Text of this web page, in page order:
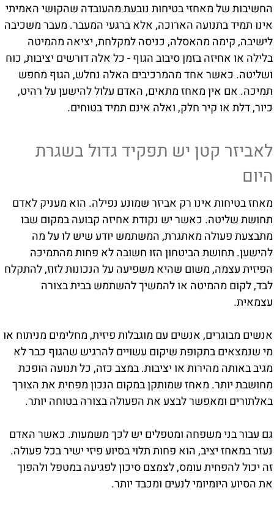
החשיבות של מאחזי בטיחות נובעת מהעובדה שהקושי האמיתי
אינו תמיד בתנועה הארוכה, אלא ברגעי המעבר. מעבר משכיבה
לישיבה, קימה מהאסלה, כניסה למקלחת, יציאה מהמיטה
בלילה או אחיזה בזמן סיבוב הגוף - כל אלה דורשים יציבות, כוח
ושליטה. כאשר אחד מהמרכיבים האלה נחלש, הגוף מחפש
תמיכה. אם אין מאחז מתאים, האדם עלול להישען על רהיט,
כיור, דלת או קיר חלק, ואלה אינם תמיד בטוחים.
לאביזר קטן יש תפקיד גדול בשגרת
היום
מאחז בטיחות אינו רק אביזר שמונע נפילה. הוא מעניק לאדם
תחושת שליטה. כאשר יש נקודת אחיזה קבועה במקום שבו
מתבצעת פעולה מאתגרת, המשתמש יודע שיש לו על מה
להישען. תחושת הביטחון הזו חשובה לא פחות מהתמיכה
הפיזית עצמה, משום שהיא משפיעה על הנכונות לזוז, להתקלח
לבד, לקום מהמיטה או להמשיך להשתמש בבית בצורה
עצמאית.
אנשים מבוגרים, אנשים עם מוגבלות פיזית, מחלימים מניתוח או
מי שנמצאים בתקופת שיקום עשויים להרגיש שהגוף כבר לא
מגיב באותה מהירות או יציבות. במצב כזה, כל תנועה הופכת
מחושבת יותר. מאחז שמותקן במקום הנכון מפחית את הצורך
באלתורים ומאפשר לבצע את הפעולה בצורה בטוחה יותר.
גם עבור בני משפחה ומטפלים יש לכך משמעות. כאשר האדם
נעזר במאחז יציב, הוא פחות תלוי בסיוע פיזי ישיר בכל פעולה.
זה יכול להפחית עומס, לצמצם סיכון לפגיעה במטפל ולהפוך
את הסיוע היומיומי לנעים ומכבד יותר.